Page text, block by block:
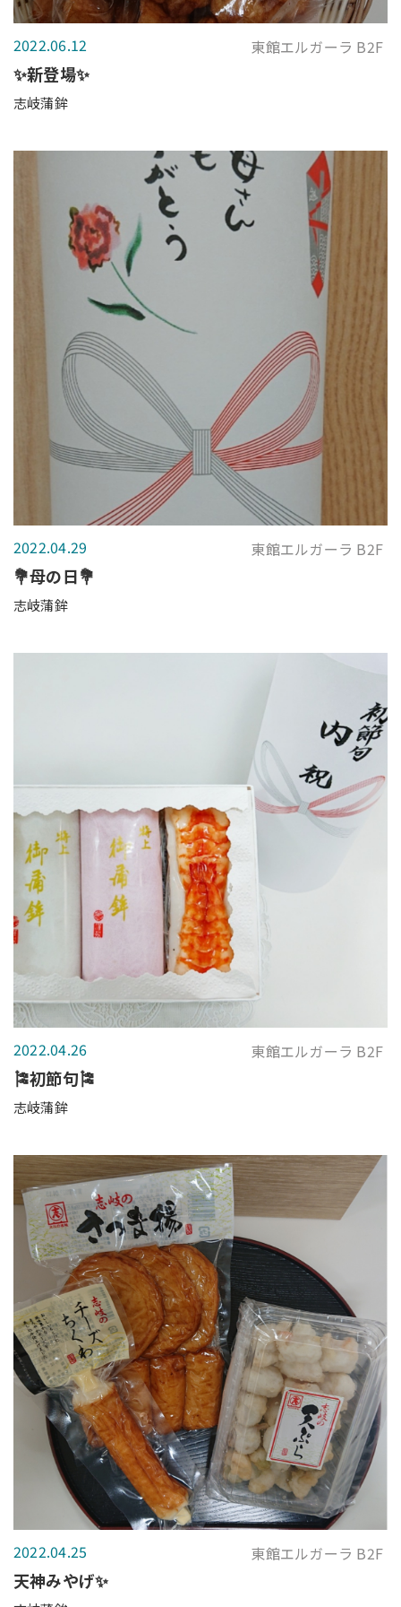
2022.06.12 東館エルガーラ B2F
✨新登場✨
志岐蒲鉾
2022.04.29 東館エルガーラ B2F
💐母の日💐
志岐蒲鉾
2022.04.26 東館エルガーラ B2F
🎏初節句🎏
志岐蒲鉾
2022.04.25 東館エルガーラ B2F
天神みやげ✨